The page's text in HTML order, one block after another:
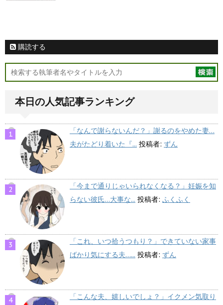
購読する
本日の人気記事ランキング
「なんで謝らないんだ？」謝るのをやめた妻…
夫がたどり着いた『... 投稿者: ずん
「今まで通りじゃいられなくなる？」妊娠を知
らない彼氏…大事な... 投稿者: ふくふく
「これ、いつ拾うつもり？」できていない家事
ばかり気にする夫…... 投稿者: ずん
「こんな夫、嬉しいでしょ？」イクメン気取り